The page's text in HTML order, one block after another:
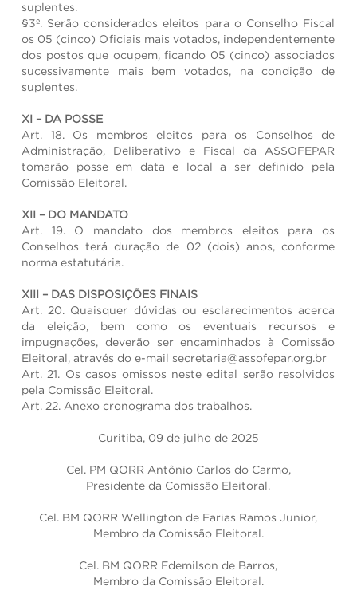
suplentes.
§3º. Serão considerados eleitos para o Conselho Fiscal
os 05 (cinco) Oficiais mais votados, independentemente
dos postos que ocupem, ficando 05 (cinco) associados
sucessivamente mais bem votados, na condição de
suplentes.
XI – DA POSSE
Art. 18. Os membros eleitos para os Conselhos de
Administração, Deliberativo e Fiscal da ASSOFEPAR
tomarão posse em data e local a ser definido pela
Comissão Eleitoral.
XII – DO MANDATO
Art. 19. O mandato dos membros eleitos para os
Conselhos terá duração de 02 (dois) anos, conforme
norma estatutária.
XIII – DAS DISPOSIÇÕES FINAIS
Art. 20. Quaisquer dúvidas ou esclarecimentos acerca
da eleição, bem como os eventuais recursos e
impugnações, deverão ser encaminhados à Comissão
Eleitoral, através do e-mail secretaria@assofepar.org.br
Art. 21. Os casos omissos neste edital serão resolvidos
pela Comissão Eleitoral.
Art. 22. Anexo cronograma dos trabalhos.
Curitiba, 09 de julho de 2025
Cel. PM QORR Antônio Carlos do Carmo,
Presidente da Comissão Eleitoral.
Cel. BM QORR Wellington de Farias Ramos Junior,
Membro da Comissão Eleitoral.
Cel. BM QORR Edemilson de Barros,
Membro da Comissão Eleitoral.